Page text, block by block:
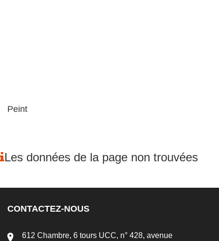
Peint
Les données de la page non trouvées
CONTACTEZ-NOUS
612 Chambre, 6 tours UCC, n° 428, avenue